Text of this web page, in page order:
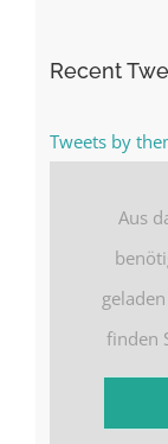
Recent
Tweets by
Aus
finden